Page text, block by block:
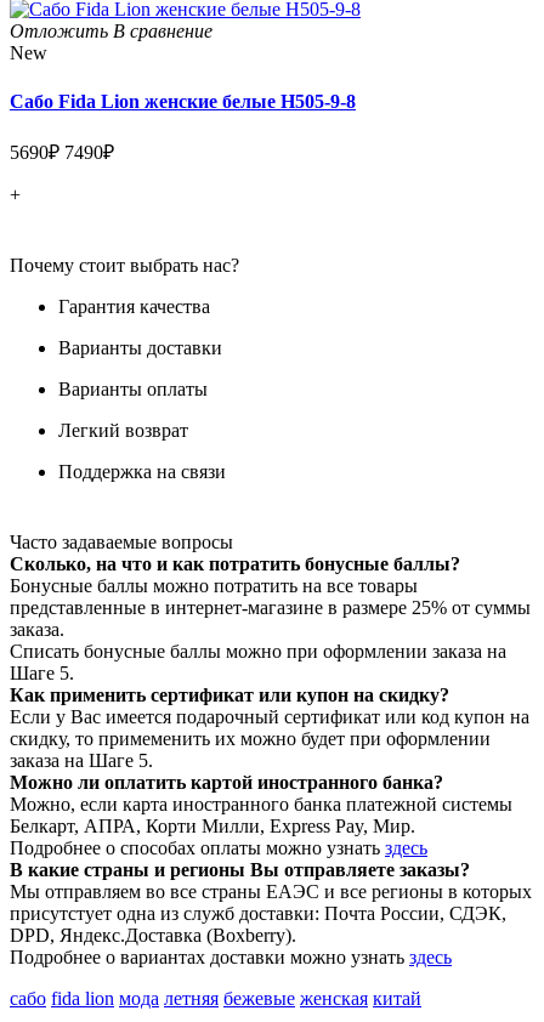
Отложить В сравнение
New
Сабо Fida Lion женские белые H505-9-8
5690₽ 7490₽
+
Почему стоит выбрать нас?
Гарантия качества
Варианты доставки
Варианты оплаты
Легкий возврат
Поддержка на связи
Часто задаваемые вопросы
Сколько, на что и как потратить бонусные баллы?
Бонусные баллы можно потратить на все товары
представленные в интернет-магазине в размере 25% от суммы
заказа.
Списать бонусные баллы можно при оформлении заказа на
Шаге 5.
Как применить сертификат или купон на скидку?
Если у Вас имеется подарочный сертификат или код купон на
скидку, то примеменить их можно будет при оформлении
заказа на Шаге 5.
Можно ли оплатить картой иностранного банка?
Можно, если карта иностранного банка платежной системы
Белкарт, АПРА, Корти Милли, Express Pay, Мир.
Подробнее о способах оплаты можно узнать здесь
В какие страны и регионы Вы отправляете заказы?
Мы отправляем во все страны ЕАЭС и все регионы в которых
присутстует одна из служб доставки: Почта России, СДЭК,
DPD, Яндекс.Доставка (Boxberry).
Подробнее о вариантах доставки можно узнать здесь
сабо fida lion мода летняя бежевые женская китай